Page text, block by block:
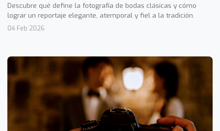
Descubre qué define la fotografía de bodas clásicas y cómo
lograr un reportaje elegante, atemporal y fiel a la tradición.
04 Feb 2026